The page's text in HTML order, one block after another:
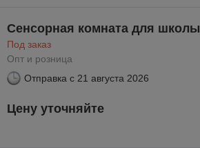
Сенсорная комната для школы
Под заказ
Опт и розница
Отправка с 21 августа 2026
Цену уточняйте